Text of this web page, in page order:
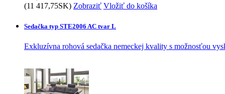
(11 417,75SK) Zobraziť Vložiť do košíka
Sedačka typ STE2006 AC tvar L
Exkluzívna rohová sedačka nemeckej kvality s možnosťou